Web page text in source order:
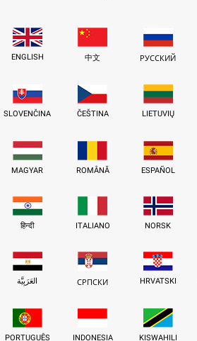
ENGLISH 中文 РУССКИЙ
SLOVENČINA ČEŠTINA LIETUVIŲ
MAGYAR ROMÂNĂ ESPAÑOL
हिन्दी ITALIANO NORSK
العَرَبِيَّة СРПСКИ HRVATSKI
PORTUGUÊS INDONESIA KISWAHILI